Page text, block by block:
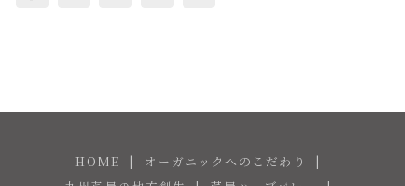
HOME
オーガニックへのこだわり